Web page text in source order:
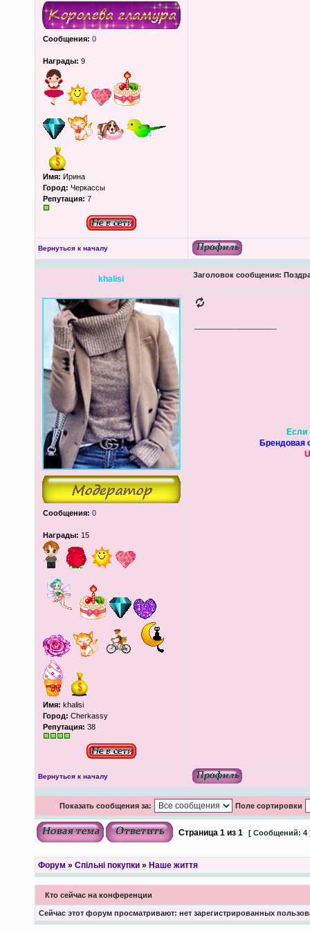
Сообщения: 0
Награды: 9
Имя: Ирина
Город: Черкассы
Репутация: 7
Вернуться к началу
khalisi Заголовок сообщения:
Сообщения: 0
Награды: 15
Имя: khalisi
Город: Cherkassy
Репутация: 38
Если
Брендовая
Вернуться к началу
Показать сообщения за: Поле сортировки
Страница 1из 1 [ Сообщений: 4
Форум » Спільні покупки» Наше життя
Кто сейчас на конференции
Сейчас этот форум просматривают: нет зарегистрированных